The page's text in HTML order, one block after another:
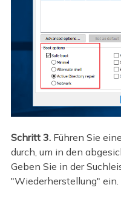
Schritt 3. Führen Sie
durch, um in den
Geben Sie in der
"Wiederherstellung" ein.